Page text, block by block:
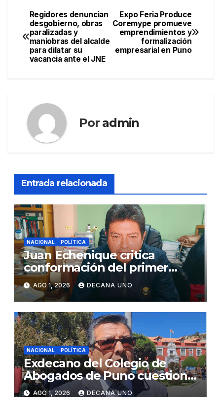
Navegación
de
entradas
Expo Feria Produce
Coremype promueve
emprendimientos y
formalización
empresarial en Puno
Regidores denuncian
desgobierno, obras
paralizadas y
maniobras del alcalde
para dilatar su
vacancia ante el JNE
Por admin
Entrada relacionada
NACIONAL POLÍTICA
Juan Echenique critica
conformación del primer
gabinete ministerial de Keiko
Fujimori
AGO 1, 2026 DECANA UNO
NACIONAL POLÍTICA
Exdecano del Colegio de
Abogados de Puno cuestiona
propuestas sobre seguridad
AGO 1, 2026 DECANA UNO